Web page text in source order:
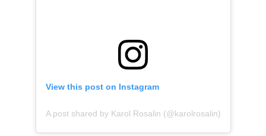
View this post on Instagram
A post shared by Karol Rosalin (@karolrosalin)